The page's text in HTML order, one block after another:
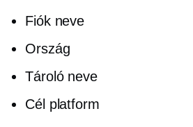
Fiók neve
Ország
Tároló neve
Cél platform